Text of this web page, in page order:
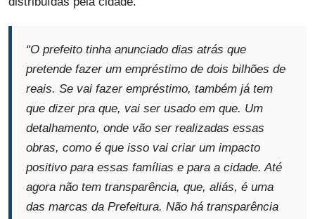
“O prefeito tinha anunciado dias atrás que
pretende fazer um empréstimo de dois bilhões de
reais. Se vai fazer empréstimo, também já tem
que dizer pra que, vai ser usado em que. Um
detalhamento, onde vão ser realizadas essas
obras, como é que isso vai criar um impacto
positivo para essas famílias e para a cidade. Até
agora não tem transparência, que, aliás, é uma
das marcas da Prefeitura. Não há transparência